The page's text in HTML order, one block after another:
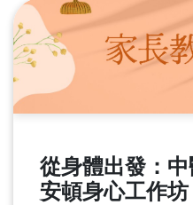
資
訊
關
於
我
從身體出發：
安頓身心工作坊